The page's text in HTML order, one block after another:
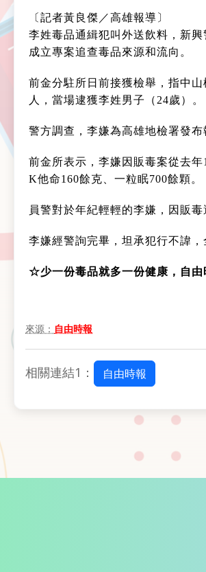
〔記者黃良傑／高雄報導〕
李姓毒品通緝犯叫外送飲料，新
成立專案追查毒品來源和流向。
前金分駐所日前接獲檢舉，指中
人，當場逮獲李姓男子（24歲）。
警方調查，李嫌為高雄地檢署發
前金所表示，李嫌因販毒案從去
K他命160餘克、一粒眠700餘顆。
員警對於年紀輕輕的李嫌，因販
李嫌經警詢完畢，坦承犯行不諱
☆少一份毒品就多一份健康，自
來源： 自由時報
相關連結1： 自由時報